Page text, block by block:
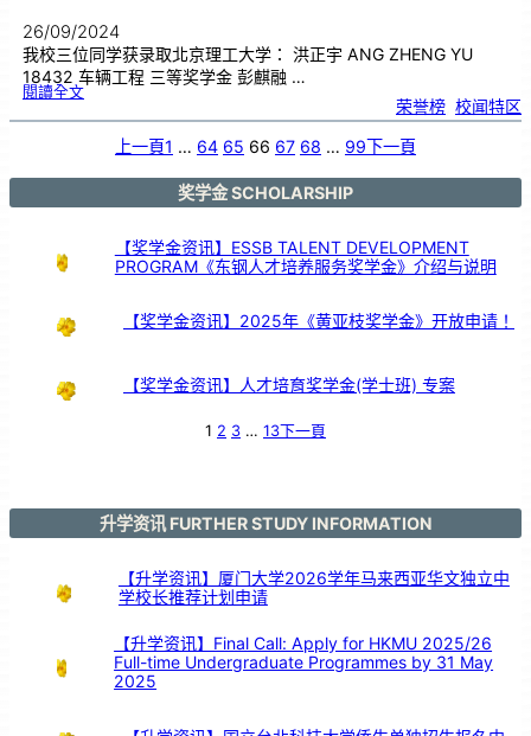
的
激
励
讲
座
会
26/09/2024
我校三位同学获录取北京理工大学： 洪正宇 ANG ZHENG YU
18432 车辆工程 三等奖学金 彭麒融 …
閱讀全文:我
三
位
北
京
大
荣誉榜 校闻特区
上一頁1 … 64 65 66 67 68 … 99下一頁
奖学金 SCHOLARSHIP
【奖学金资讯】ESSB TALENT DEVELOPMENT
PROGRAM《东钢人才培养服务奖学金》介绍与说明
【奖学金资讯】2025年《黄亚枝奖学金》开放申请！
【奖学金资讯】人才培育奖学金(学士班) 专案
1 2 3 … 13下一頁
升学资讯 FURTHER STUDY INFORMATION
【升学资讯】厦门大学2026学年马来西亚华文独立中
学校长推荐计划申请
【升学资讯】Final Call: Apply for HKMU 2025/26
Full-time Undergraduate Programmes by 31 May
2025